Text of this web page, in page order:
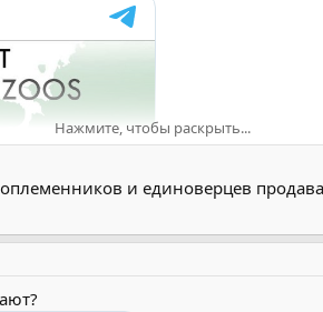
Нажмите, чтобы раскрыть...
и единоверцев